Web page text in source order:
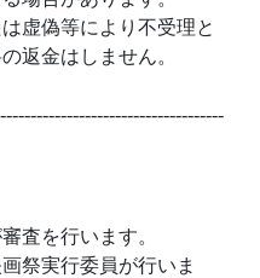
虚偽等により不受理と
返金はしません。
査を行います。
祭実行委員が行いま